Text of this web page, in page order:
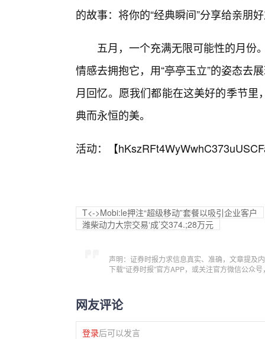
的故事：将你的“经典瞬间”分享给亲朋
五月，一个充满无限可能性的月份
情感去拥抱它，用“亭亭玉立”的姿态去
月回忆。愿我们都能在这美好的季节
典而永恒的美。
活动：【
T<->Mobi:le押注“超级移动”套餐以吸引企业客户
潍柴动力大宗交易‘成’交374.;28万元
声明：证券时报力求信息真实、准确，文章提及
下载“证券时报”官方APP，或关注官方微信公众
网友评论
登录后可以发言